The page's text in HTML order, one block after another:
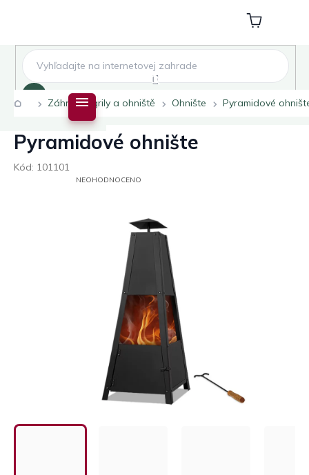
Nákupní
košík
DomůZáhradní grily a ohniště Ohnište Pyramidové
Pyramidové ohnište
Kód: 101101
PRŮMĚRNÉNEOHODNOCENO